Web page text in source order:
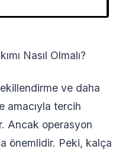
Nasıl Olmalı?
ve daha
amacıyla tercih
Ancak operasyon
önemlidir. Peki, kalça